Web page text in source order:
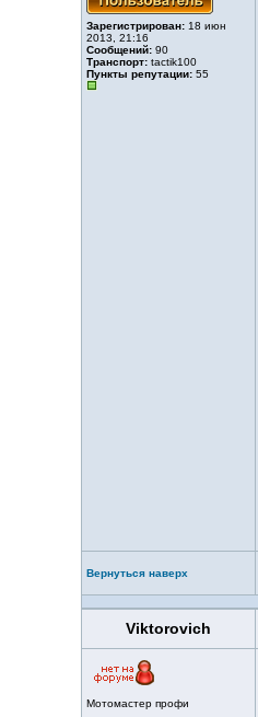
Зарегистрирован: 18 июн
2013, 21:16
Сообщений: 90
Транспорт: tactik100
Пункты репутации: 55
Вернуться наверх
Viktorovich
Мотомастер профи